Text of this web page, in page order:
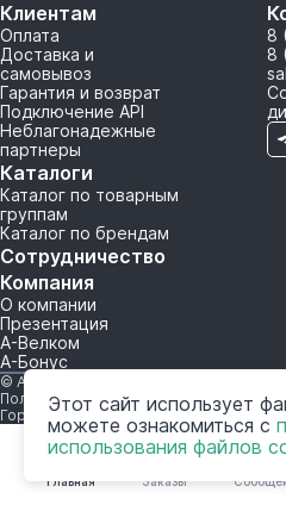
Главная Заказы
Клиентам
Оплата
Доставка и
самовывоз
Гарантия и возврат
Подключение API
Неблагонадежные
партнеры
Каталоги
Каталог по товарным
группам
Каталог по брендам
Сотрудничество
Компания
О компании
Презентация
А-Велком
А-Бонус
8
8
© A-AC.RU 2015-2026. Все права
Политика обработки персональных
Горячая линия корпоративного
Этот сайт использует
можете ознакомиться с
использования файлов